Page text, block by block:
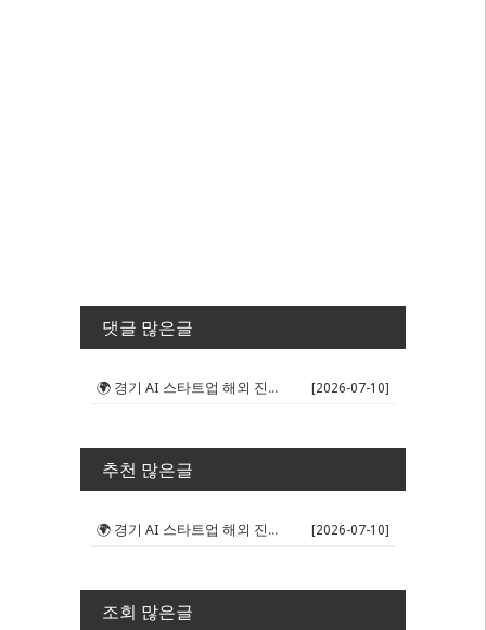
댓글 많은글
🌍 경기 AI 스타트업 해외 진출 판... [2026-07-10]
추천 많은글
🌍 경기 AI 스타트업 해외 진출 판... [2026-07-10]
조회 많은글